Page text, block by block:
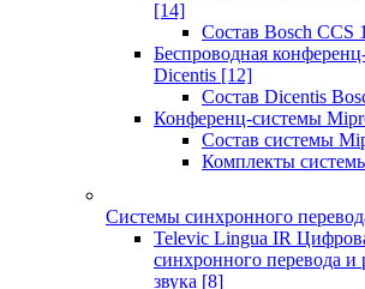
[14]
Состав Bosch CCS
Беспроводная
Dicentis [12]
Состав Dicentis
Конференц-системы
Состав системы
Комплекты
Системы синхронного
Televic Lingua IR
синхронного перевода и
звука [8]